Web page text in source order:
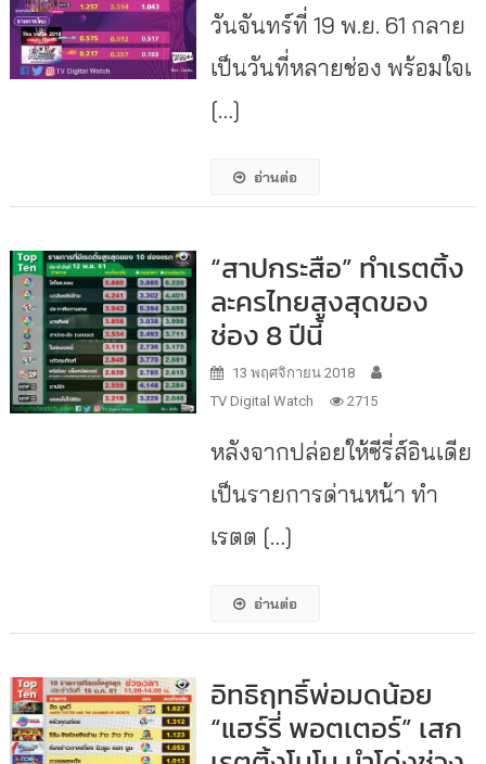
วันจันทร์ที่ 19 พ.ย. 61 กลาย
เป็นวันที่หลายช่อง พร้อมใจเ
[…]
อ่านต่อ
“สาปกระสือ” ทำเรตติ้ง
ละครไทยสูงสุดของ
ช่อง 8 ปีนี้
13 พฤศจิกายน 2018
TV Digital Watch
2715
หลังจากปล่อยให้ซีรี่ส์อินเดีย
เป็นรายการด่านหน้า ทำ
เรตต […]
อ่านต่อ
อิทธิฤทธิ์พ่อมดน้อย
“แฮร์รี่ พอตเตอร์” เสก